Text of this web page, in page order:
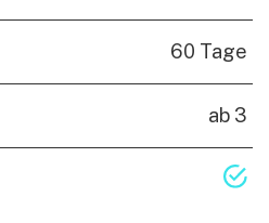
60 Tage
ab 3